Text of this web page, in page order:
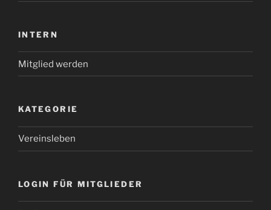
INTERN
Mitglied werden
KATEGORIE
Vereinsleben
LOGIN FÜR MITGLIEDER